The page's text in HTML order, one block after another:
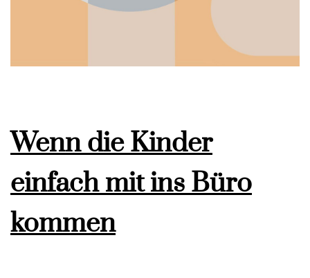
Wenn die Kinder
einfach mit ins Büro
kommen